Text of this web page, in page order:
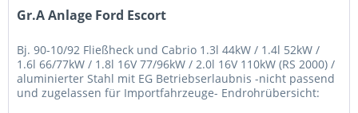
Gr.A Anlage Ford Escort
Bj. 90-10/92 Fließheck und Cabrio 1.3l 44kW / 1.4l 52kW /
1.6l 66/77kW / 1.8l 16V 77/96kW / 2.0l 16V 110kW (RS 2000) /
aluminierter Stahl mit EG Betriebserlaubnis -nicht passend
und zugelassen für Importfahrzeuge- Endrohrübersicht: